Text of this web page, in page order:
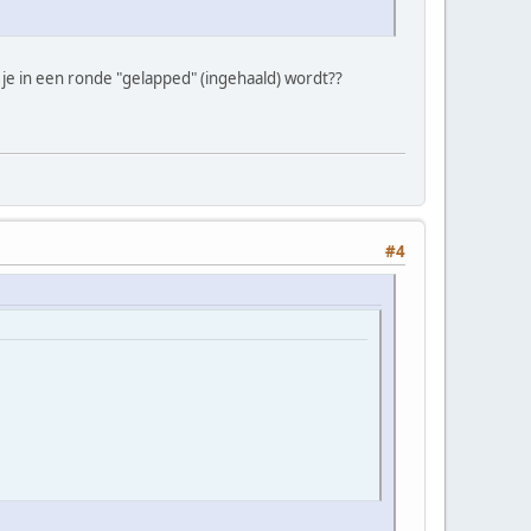
in een ronde "gelapped" (ingehaald) wordt??
#4